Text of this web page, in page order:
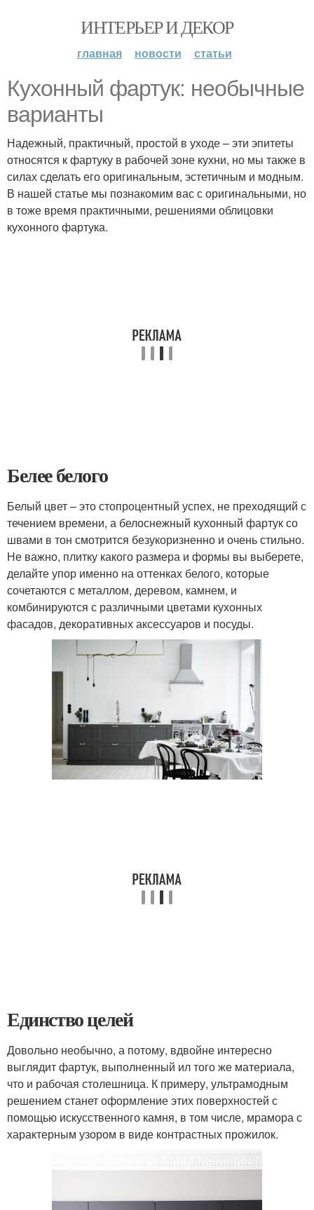
ИНТЕРЬЕР И ДЕКОР
главная новости статьи
Кухонный фартук: необычные
варианты
Надежный, практичный, простой в уходе – эти эпитеты
относятся к фартуку в рабочей зоне кухни, но мы также в
силах сделать его оригинальным, эстетичным и модным.
В нашей статье мы познакомим вас с оригинальными, но
в тоже время практичными, решениями облицовки
кухонного фартука.
Белее белого
Белый цвет – это стопроцентный успех, не преходящий с
течением времени, а белоснежный кухонный фартук со
швами в тон смотрится безукоризненно и очень стильно.
Не важно, плитку какого размера и формы вы выберете,
делайте упор именно на оттенках белого, которые
сочетаются с металлом, деревом, камнем, и
комбинируются с различными цветами кухонных
фасадов, декоративных аксессуаров и посуды.
Единство целей
Довольно необычно, а потому, вдвойне интересно
выглядит фартук, выполненный ил того же материала,
что и рабочая столешница. К примеру, ультрамодным
решением станет оформление этих поверхностей с
помощью искусственного камня, в том числе, мрамора с
характерным узором в виде контрастных прожилок.